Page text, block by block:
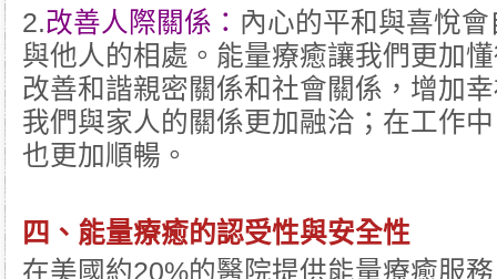
2.改善人際關係： 內心的平和與喜悅
與他人的相處。能量療癒讓我們更加
改善和諧親密關係和社會關係，增加
我們與家人的關係更加融洽；在工作
也更加順暢。
四、 能量療癒的認受性與安全性
在美國約20%的醫院提供能量療癒服